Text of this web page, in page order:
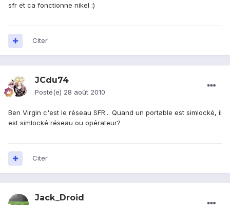
sfr et ca fonctionne nikel :)
Citer
JCdu74
Posté(e) 28 août 2010
Ben Virgin c'est le réseau SFR... Quand un portable est simlocké, il
est simlocké réseau ou opérateur?
Citer
Jack_Droid